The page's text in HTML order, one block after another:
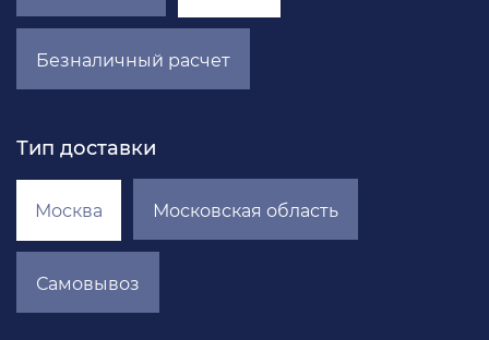
Безналичный расчет
Тип доставки
Москва Московская область
Самовывоз